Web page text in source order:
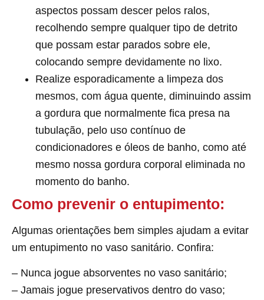
aspectos possam descer pelos ralos,
recolhendo sempre qualquer tipo de detrito
que possam estar parados sobre ele,
colocando sempre devidamente no lixo.
Realize esporadicamente a limpeza dos
mesmos, com água quente, diminuindo assim
a gordura que normalmente fica presa na
tubulação, pelo uso contínuo de
condicionadores e óleos de banho, como até
mesmo nossa gordura corporal eliminada no
momento do banho.
Como prevenir o entupimento:
Algumas orientações bem simples ajudam a evitar
um entupimento no vaso sanitário. Confira:
– Nunca jogue absorventes no vaso sanitário;
– Jamais jogue preservativos dentro do vaso;